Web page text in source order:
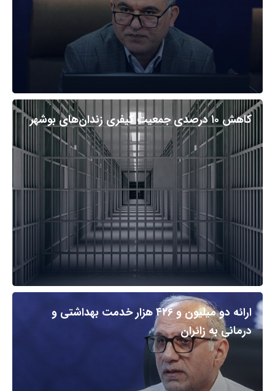
کاهش ۱۰ درصدی جمعیت کیفری زندان‌های بوشهر
ارائه دو میلیون و ۴۲۶ هزار خدمت بهداشتی و
درمانی به زائران